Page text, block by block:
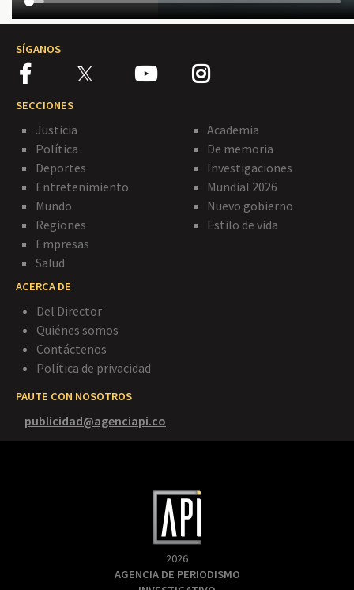
SÍGANOS
SECCIONES
Justicia
Política
Deportes
Entretenimiento
Mundo
Regiones
Empresas
Salud
Academia
De memoria
Investigaciones
Mundial 2026
Nuevo gobierno
Estilo de vida
ACERCA DE
Del Director
Quiénes somos
Contáctenos
Política de privacidad
PAUTE CON NOSOTROS
publicidad@agenciapi.co
2026
AGENCIA DE PERIODISMO